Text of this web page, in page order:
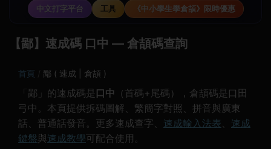
中文打字平台
工具 《中小學生學倉頡》限時優惠
【鄙】速成碼 口中 — 倉頡碼查詢
首頁 鄙 ( 速成 | 倉頡 )
「鄙」的速成碼是 口中 （首碼+尾碼），倉頡碼是口田
弓中。本頁提供拆碼圖解、繁簡字對照、拼音與廣東
話、普通話發音。更多速成查字、 速成輸入法表、 速成
鍵盤與速成教學可配合使用。